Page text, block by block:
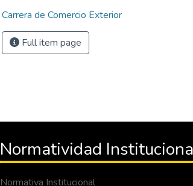
Carrera de Comercio Exterior
Full item page
Normatividad
Normativa Institucional